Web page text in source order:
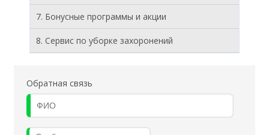
7. Бонусные программы и акции
8. Cервис по уборке захоронений
Обратная связь